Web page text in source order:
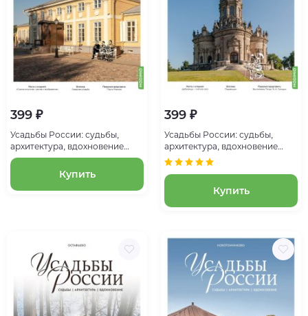
399 ₽
Усадьбы России: судьбы,
архитектура, вдохновение
№63, Усадьба Монрепо
Купить
399 ₽
Усадьбы России: судьбы,
архитектура, вдохновение
№37, Усадьба Дубровицы
Купить